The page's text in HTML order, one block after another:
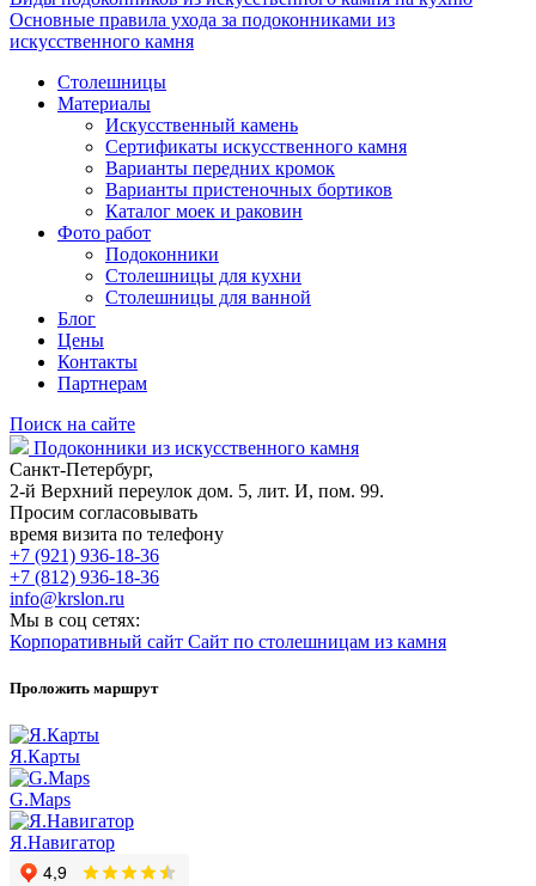
Основные правила ухода за подоконниками из
искусственного камня
Столешницы
Материалы
Искусственный камень
Сертификаты искусственного камня
Варианты передних кромок
Варианты пристеночных бортиков
Каталог моек и раковин
Фото работ
Подоконники
Столешницы для кухни
Столешницы для ванной
Блог
Цены
Контакты
Партнерам
Поиск на сайте
Подоконники из искусственного камня
Санкт-Петербург,
2-й Верхний переулок дом. 5, лит. И, пом. 99.
Просим согласовывать
время визита по телефону
+7 (921) 936-18-36
+7 (812) 936-18-36
info@krslon.ru
Мы в соц сетях:
Корпоративный сайт Сайт по столешницам из камня
Проложить маршрут
Я.Карты
G.Maps
Я.Навигатор